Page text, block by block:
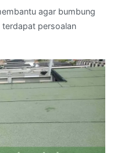
agar bumbung
persoalan